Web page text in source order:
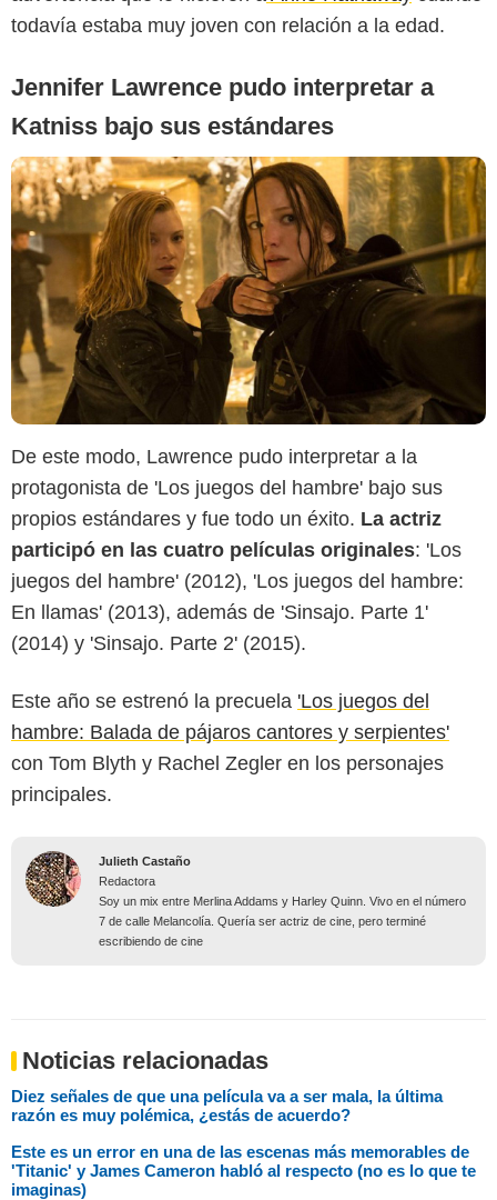
todavía estaba muy joven con relación a la edad.
Jennifer Lawrence pudo interpretar a
Katniss bajo sus estándares
De este modo, Lawrence pudo interpretar a la
protagonista de 'Los juegos del hambre' bajo sus
propios estándares y fue todo un éxito. La actriz
participó en las cuatro películas originales: 'Los
juegos del hambre' (2012), 'Los juegos del hambre:
En llamas' (2013), además de 'Sinsajo. Parte 1'
(2014) y 'Sinsajo. Parte 2' (2015).
Este año se estrenó la precuela 'Los juegos del
hambre: Balada de pájaros cantores y serpientes'
con Tom Blyth y Rachel Zegler en los personajes
principales.
Julieth Castaño
Redactora
Soy un mix entre Merlina Addams y Harley Quinn. Vivo en el número
7 de calle Melancolía. Quería ser actriz de cine, pero terminé
escribiendo de cine
Noticias relacionadas
Diez señales de que una película va a ser mala, la última
razón es muy polémica, ¿estás de acuerdo?
Este es un error en una de las escenas más memorables de
'Titanic' y James Cameron habló al respecto (no es lo que te
imaginas)